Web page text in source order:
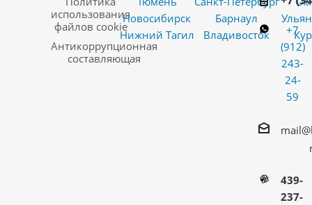
использования
файлов cookie
Антикоррупционная
составляющая
Новосибирск
Нижний Тагил
Барнаул
Владивосток
+7
(912)
243-
24-
59
439-
237-